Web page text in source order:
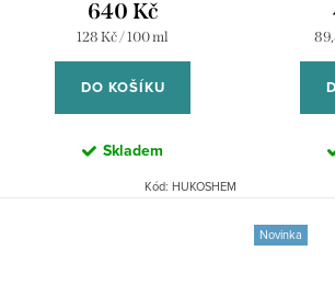
640 Kč
Měrná
128 Kč / 100 ml
DO KOŠÍKU
Skladem
Kód: HUKOSHEM
Novinka